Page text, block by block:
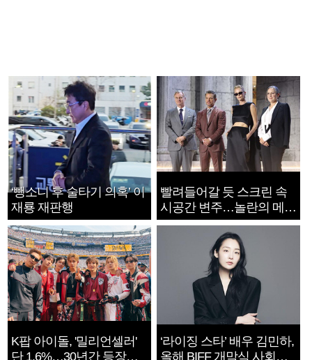
‘뺑소니 후 술타기 의혹’ 이
재룡 재판행
빨려들어갈 듯 스크린 속
시공간 변주…놀란의 메시
지는 ‘전쟁 속죄’
K팝 아이돌, '밀리언셀러'
단 1.6%…30년간 등장
‘라이징 스타’ 배우 김민하,
올해 BIFF 개막식 사회자